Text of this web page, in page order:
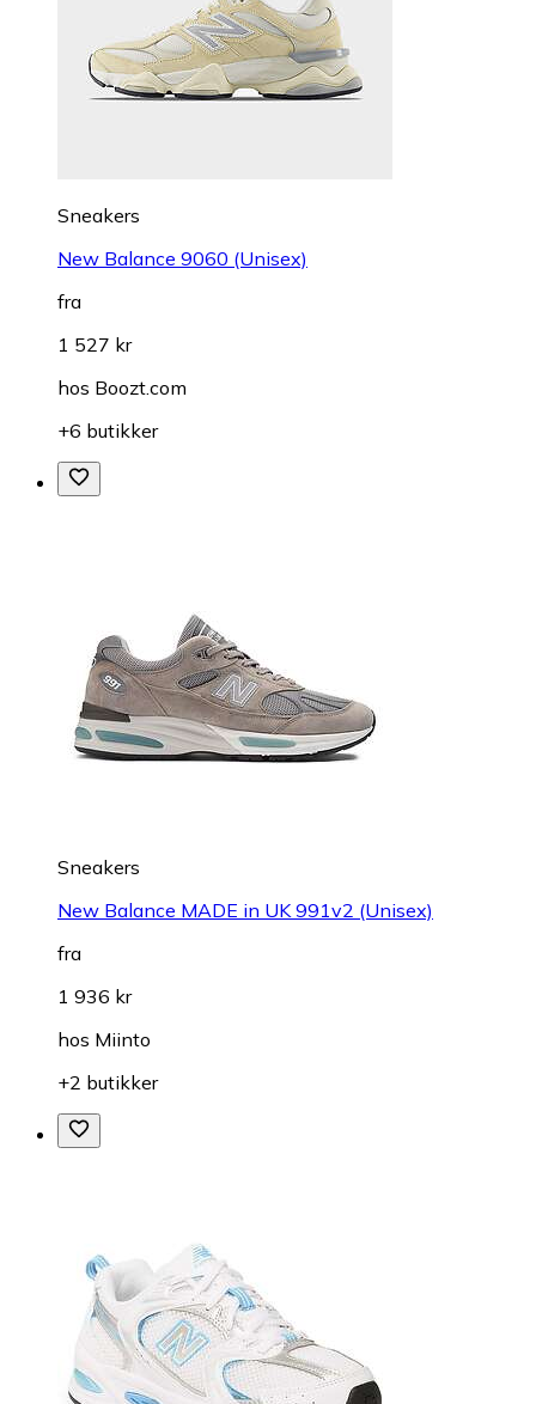
Sneakers
New Balance 9060 (Unisex)
fra
1 527 kr
hos Boozt.com
+6 butikker
Sneakers
New Balance MADE in UK 991v2 (Unisex)
fra
1 936 kr
hos Miinto
+2 butikker